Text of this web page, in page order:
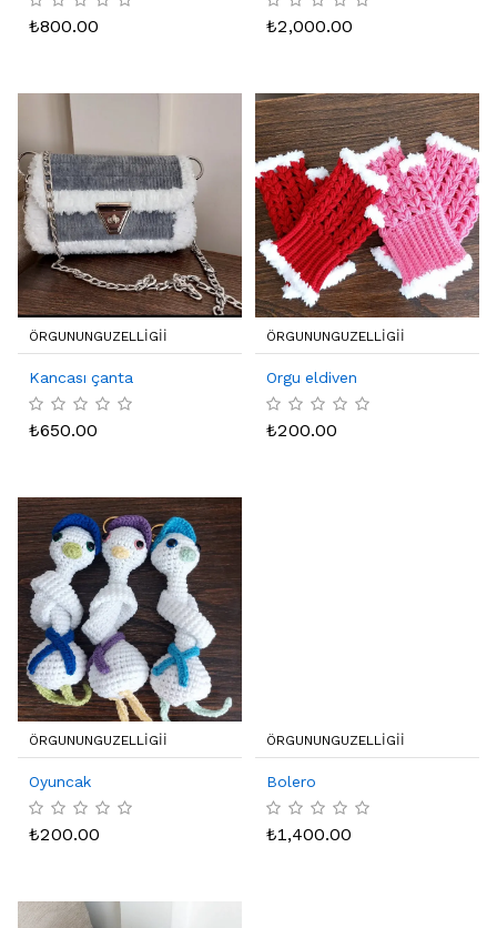
₺800.00 ₺2,000.00
ÖRGUNUNGUZELLIGII
Kancası çanta
₺650.00
ÖRGUNUNGUZELLIGII
Orgu eldiven
₺200.00
ÖRGUNUNGUZELLIGII
Oyuncak
₺200.00
ÖRGUNUNGUZELLIGII
Bolero
₺1,400.00